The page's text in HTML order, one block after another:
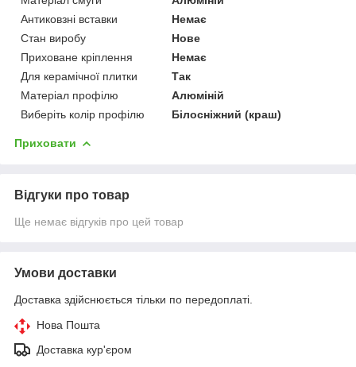
Антиковзні вставки
Немає
Стан виробу
Нове
Приховане кріплення
Немає
Для керамічної плитки
Так
Матеріал профілю
Алюміній
Виберіть колір профілю
Білосніжний (краш)
Приховати
Відгуки про товар
Ще немає відгуків про цей товар
Умови доставки
Доставка здійснюється тільки по передоплаті.
Нова Пошта
Доставка кур'єром